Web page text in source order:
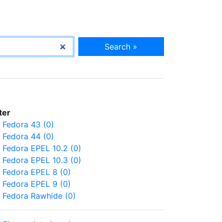
Search »
Fedora 43 (0)
Fedora 44 (0)
Fedora EPEL 10.2 (0)
Fedora EPEL 10.3 (0)
Fedora EPEL 8 (0)
Fedora EPEL 9 (0)
Fedora Rawhide (0)